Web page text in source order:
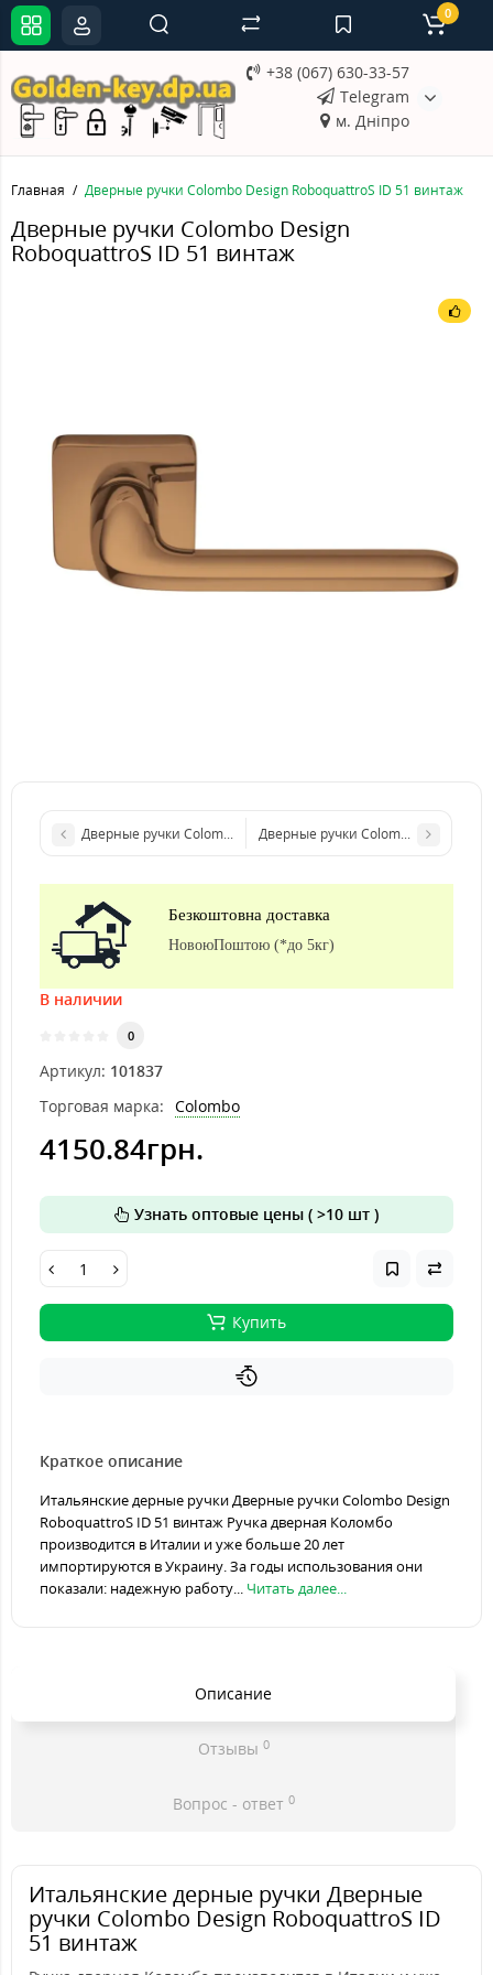
+38 (067) 630-33-57
Telegram
м. Дніпро
0
Главная Дверные ручки Colombo Design RoboquattroS ID 51 винтаж
Дверные ручки Colombo Design
RoboquattroS ID 51 винтаж
Дверные ручки Colombo Design Roboquattro ID 41 хром
Дверные ручки Colombo Design
Безкоштовна доставка
НовоюПоштою (*до 5кг)
В наличии
0
Артикул: 101837
Торговая марка: Colombo
4150.84грн.
Узнать оптовые цены ( >10 шт )
Купить
Краткое описание
Итальянские дерные ручки Дверные ручки Colombo Design
RoboquattroS ID 51 винтаж Ручка дверная Коломбо
производится в Италии и уже больше 20 лет
импортируются в Украину. За годы использования они
показали: надежную работу... Читать далее...
Описание
Отзывы 0
Вопрос - ответ 0
Итальянские дерные ручки Дверные
ручки Colombo Design RoboquattroS ID
51 винтаж